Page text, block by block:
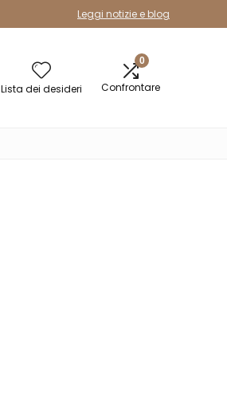
Leggi notizie e blog
Lista dei desideri
0
Confrontare